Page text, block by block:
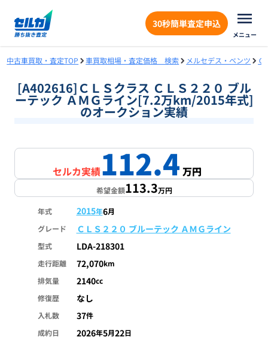
30秒簡単査定申込
メニュー
中古車買取・査定TOP 車買取相場・査定価格 検索 メルセデス・ベンツ Ｃ
[A402616]ＣＬＳクラス ＣＬＳ２２０ ブル
ーテック ＡＭＧライン[7.2万km/2015年式]
のオークション実績
セルカ実績112.4万円
希望金額113.3万円
年式 2015年6月
グレード
ＣＬＳ２２０ ブルーテック ＡＭＧライン
型式 LDA-218301
走行距離 72,070km
排気量
2140cc
修復歴
なし
入札数 37件
成約日
2026年5月22日